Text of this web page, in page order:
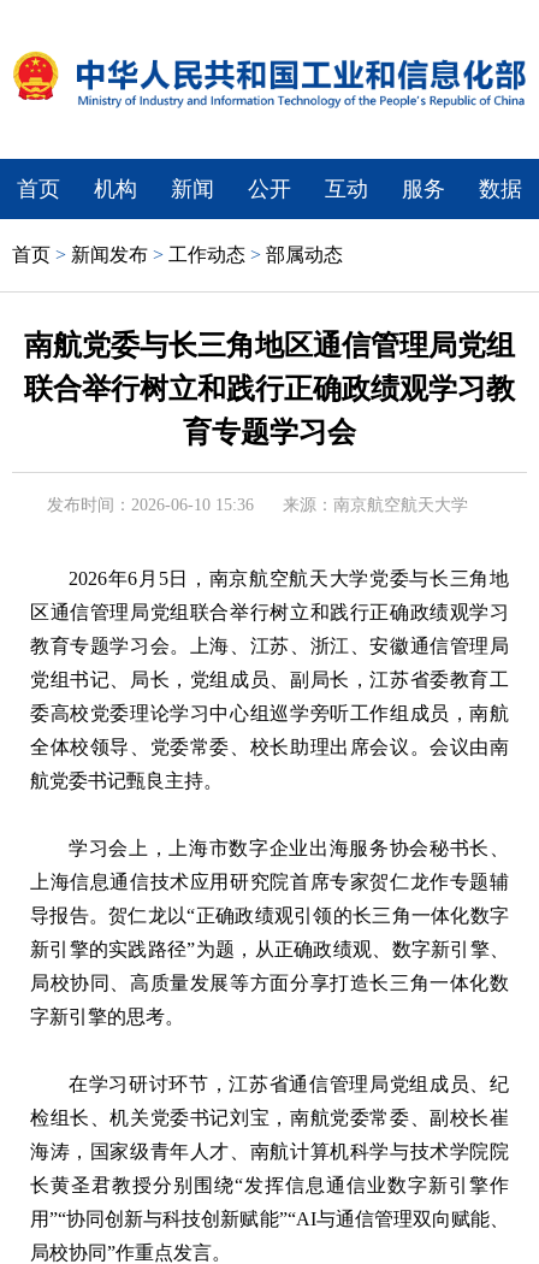
首页 机构 新闻 公开 互动 服务 数据
首页 > 新闻发布 > 工作动态 > 部属动态
南航党委与长三角地区通信管理局党组
联合举行树立和践行正确政绩观学习教
育专题学习会
发布时间：2026-06-10 15:36 来源：南京航空航天大学
2026年6月5日，南京航空航天大学党委与长三角地
区通信管理局党组联合举行树立和践行正确政绩观学习
教育专题学习会。上海、江苏、浙江、安徽通信管理局
党组书记、局长，党组成员、副局长，江苏省委教育工
委高校党委理论学习中心组巡学旁听工作组成员，南航
全体校领导、党委常委、校长助理出席会议。会议由南
航党委书记甄良主持。
学习会上，上海市数字企业出海服务协会秘书长、
上海信息通信技术应用研究院首席专家贺仁龙作专题辅
导报告。贺仁龙以“正确政绩观引领的长三角一体化数字
新引擎的实践路径”为题，从正确政绩观、数字新引擎、
局校协同、高质量发展等方面分享打造长三角一体化数
字新引擎的思考。
在学习研讨环节，江苏省通信管理局党组成员、纪
检组长、机关党委书记刘宝，南航党委常委、副校长崔
海涛，国家级青年人才、南航计算机科学与技术学院院
长黄圣君教授分别围绕“发挥信息通信业数字新引擎作
用”“协同创新与科技创新赋能”“AI与通信管理双向赋能、
局校协同”作重点发言。